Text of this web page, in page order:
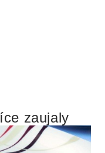
zaujaly